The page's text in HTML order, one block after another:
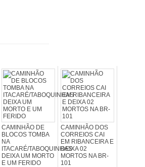
CAMINHÃO DE
BLOCOS TOMBA
NA
ITACARÉ/TABOQUINHAS
DEIXA UM MORTO
E UM FERIDO
CAMINHÃO DOS
CORREIOS CAI
EM RIBANCEIRA E
DEIXA 02
MORTOS NA BR-
101